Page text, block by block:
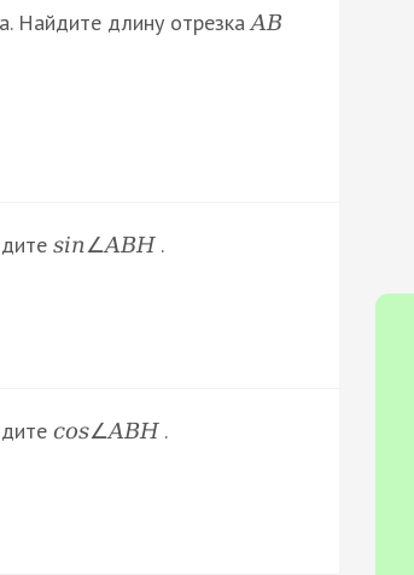
Найдите длину отрезкаAB
sin∠ABH .
cos∠ABH .